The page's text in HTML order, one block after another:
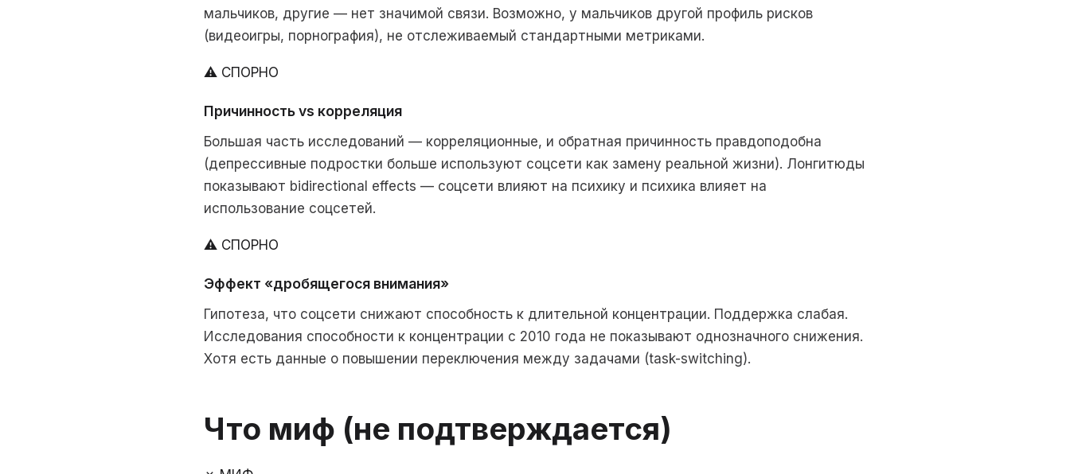
мальчиков, другие — нет значимой связи. Возможно, у мальчиков другой профиль рисков
(видеоигры, порнография), не отслеживаемый стандартными метриками.
⚠ СПОРНО
Причинность vs корреляция
Большая часть исследований — корреляционные, и обратная причинность правдоподобна
(депрессивные подростки больше используют соцсети как замену реальной жизни). Лонгитюды
показывают bidirectional effects — соцсети влияют на психику и психика влияет на
использование соцсетей.
⚠ СПОРНО
Эффект «дробящегося внимания»
Гипотеза, что соцсети снижают способность к длительной концентрации. Поддержка слабая.
Исследования способности к концентрации с 2010 года не показывают однозначного снижения.
Хотя есть данные о повышении переключения между задачами (task-switching).
Что миф (не подтверждается)